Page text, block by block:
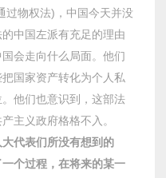
过物权法)，中国今天并没
中国左派有充足的理由
会走向什么局面。他们
国家资产转化为个人私
他们也意识到，这部法
主义政府格格不入。
代表们所没有想到的
个过程，在将来的某一